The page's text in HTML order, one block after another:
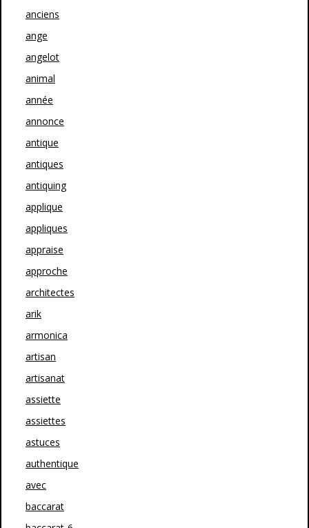
anciens
ange
angelot
animal
année
annonce
antique
antiques
antiquing
applique
appliques
appraise
approche
architectes
arik
armonica
artisan
artisanat
assiette
assiettes
astuces
authentique
avec
baccarat